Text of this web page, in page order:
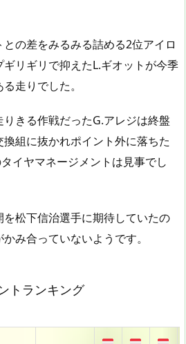
の差をみるみる詰める2位アイロ
リギリで抑えたL.ギオットが今季
走りでした。
きる作戦だったG.アレジは終盤
組に抜かれポイント外に落ちた
イヤマネージメントは見事でし
松下信治選手に期待していたの
み合っていないようです。
トランキング